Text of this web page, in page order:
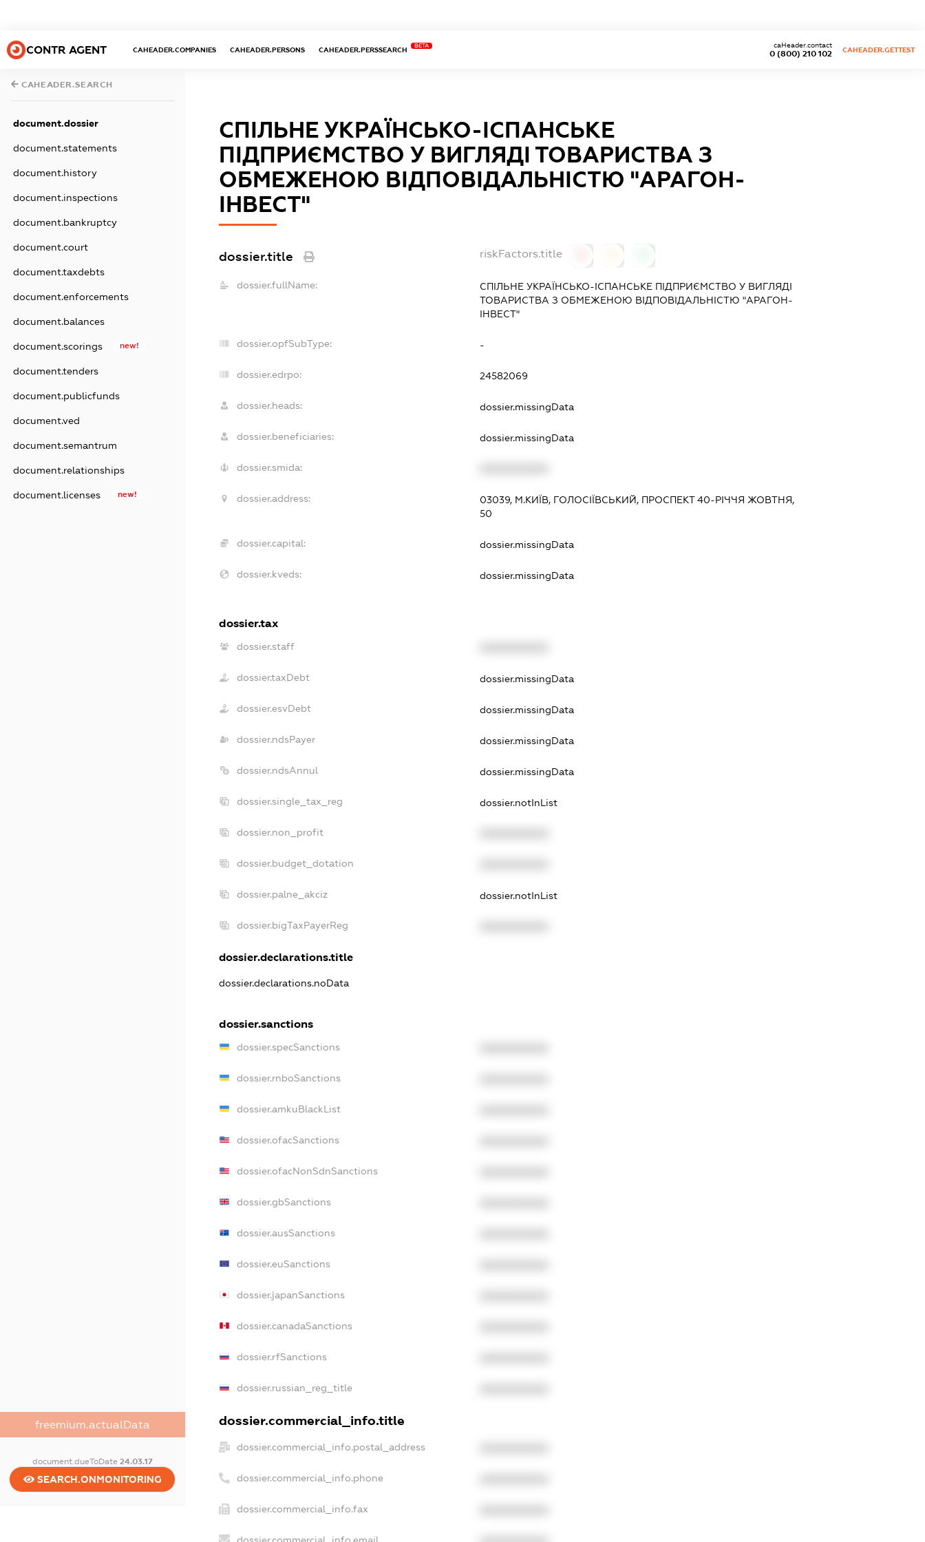
CONTR AGENT CAHEADER.COMPANIES CAHEADER.PERSONS CAHEADER.PERSSEARCH
BETA
0 (800) 210 102
caHeader.contact
CAHEADER.GETTEST
CAHEADER.SEARCH
document.dossier
document.statements
document.history
document.inspections
document.bankruptcy
document.court
document.taxdebts
document.enforcements
document.balances
document.scorings new!
document.tenders
document.publicfunds
document.ved
document.semantrum
document.relationships
document.licenses new!
freemium.actualData
document.dueToDate 24.03.17
SEARCH.ONMONITORING
СПІЛЬНЕ УКРАЇНСЬКО-ІСПАНСЬКЕ
ПІДПРИЄМСТВО У ВИГЛЯДІ ТОВАРИСТВА З
ОБМЕЖЕНОЮ ВІДПОВІДАЛЬНІСТЮ "АРАГОН-
ІНВЕСТ"
dossier.title riskFactors.title
dossier.fullName:
СПІЛЬНЕ УКРАЇНСЬКО-ІСПАНСЬКЕ ПІДПРИЄМСТВО У ВИГЛЯДІ
ТОВАРИСТВА З ОБМЕЖЕНОЮ ВІДПОВІДАЛЬНІСТЮ "АРАГОН-
ІНВЕСТ"
dossier.opfSubType: -
dossier.edrpo: 24582069
dossier.heads: dossier.missingData
dossier.beneficiaries: dossier.missingData
dossier.smida:
dossier.address:
03039, М.КИЇВ, ГОЛОСІЇВСЬКИЙ, ПРОСПЕКТ 40-РІЧЧЯ ЖОВТНЯ,
50
dossier.capital: dossier.missingData
dossier.kveds: dossier.missingData
dossier.tax
dossier.staff
dossier.taxDebt dossier.missingData
dossier.esvDebt dossier.missingData
dossier.ndsPayer dossier.missingData
dossier.ndsAnnul dossier.missingData
dossier.single_tax_reg dossier.notInList
dossier.non_profit
dossier.budget_dotation
dossier.palne_akciz dossier.notInList
dossier.bigTaxPayerReg
dossier.declarations.title
dossier.declarations.noData
dossier.sanctions
dossier.specSanctions
dossier.rnboSanctions
dossier.amkuBlackList
dossier.ofacSanctions
dossier.ofacNonSdnSanctions
dossier.gbSanctions
dossier.ausSanctions
dossier.euSanctions
dossier.japanSanctions
dossier.canadaSanctions
dossier.rfSanctions
dossier.russian_reg_title
dossier.commercial_info.title
dossier.commercial_info.postal_address
dossier.commercial_info.phone
dossier.commercial_info.fax